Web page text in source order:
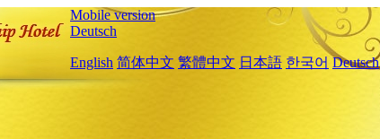
Mobile version
Deutsch
English 简体中文 繁體中文 日本語 한국어 Deutsch